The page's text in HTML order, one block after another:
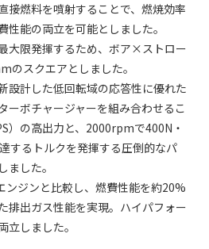
接燃料を噴射することで、燃焼効率
性能の両立を可能としました。
大限発揮するため、ボア×ストロー
スクエアとしました。
設計した低回転域の応答性に優れた
ーボチャージャーを組み合わせるこ
）の高出力と、2000rpmで400N・
するトルクを発揮する圧倒的なパ
ました。
ンジンと比較し、燃費性能を約20%
排出ガス性能を実現。ハイパフォー
立しました。